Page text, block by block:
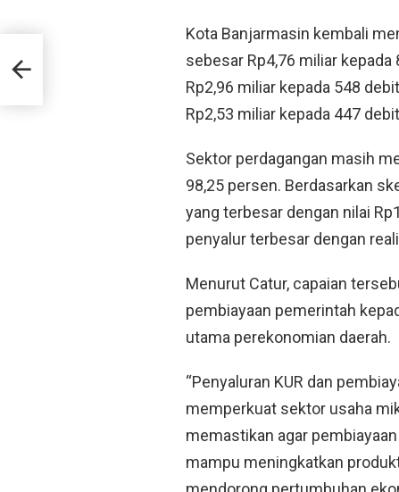
Kota Banjarmasin kembali
sebesar Rp4,76 miliar
Rp2,96 miliar kepada 548
Rp2,53 miliar kepada 447
Sektor perdagangan masih
98,25 persen. Berdasarkan
yang terbesar dengan nilai
penyalur terbesar dengan
Menurut Catur, capaian
pembiayaan pemerintah
utama perekonomian daerah.
“Penyaluran KUR dan
memperkuat sektor usaha
memastikan agar
mampu meningkatkan